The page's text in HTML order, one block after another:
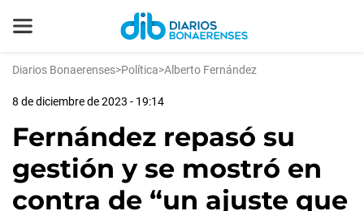
Diarios Bonaerenses>Política>Alberto Fernández
8 de diciembre de 2023 - 19:14
Fernández repasó su
gestión y se mostró en
contra de “un ajuste que